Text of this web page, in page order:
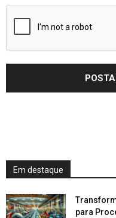
Em destaque
para